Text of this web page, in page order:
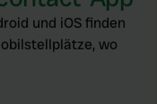
und iOS finden
wo